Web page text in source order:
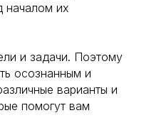
началом их
и задачи. Поэтому
осознанным и
варианты и
помогут вам